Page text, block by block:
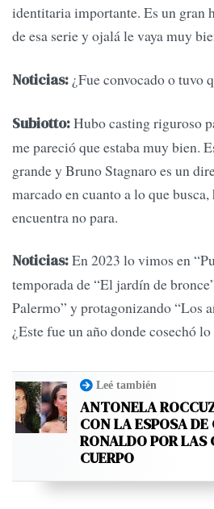
identitaria importante. Es un gran
de esa serie y ojalá le vaya muy
Noticias: ¿Fue convocado o tuvo
Subiotto:Hubo casting riguroso
me pareció que estaba muy bien.
grande y Bruno Stagnaro es un
marcado en cuanto a lo que
encuentra no para.
Noticias:En 2023 lo vimos en
temporada de “El jardín de
Palermo” y protagonizando “Los
¿Este fue un año donde cosechó
Leé también
ANTONELA
CON LA ESPOSA
RONALDO POR LAS
CUERPO